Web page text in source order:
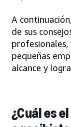
A
de sus
pequeñas
alcance y
¿Cuál es